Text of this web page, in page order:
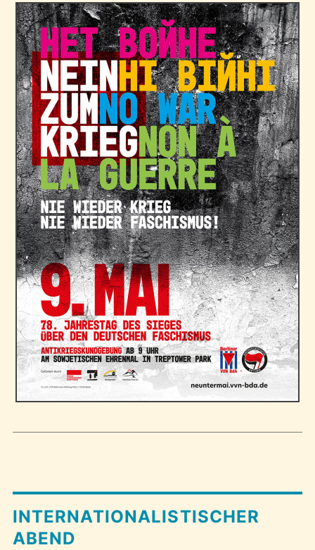
INTERNATIONALISTISCHER
ABEND